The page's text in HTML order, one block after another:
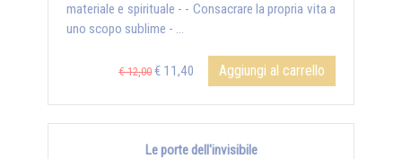
materiale e spirituale - - Consacrare la propria vita a
uno scopo sublime - ...
€ 12,00 € 11,40 Aggiungi al carrello
Le porte dell'invisibile